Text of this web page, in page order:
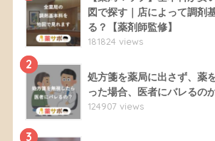
図で探す｜店によって調剤
る？【薬剤師監修】
181824 views
2
処方箋を薬局に出さず、薬
った場合、医者にバレるの
124907 views
3